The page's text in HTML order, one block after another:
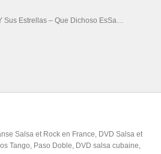
Sus Estrellas – Que Dichoso EsSa…
Salsa et Rock en France, DVD Salsa et
Tango, Paso Doble, DVD salsa cubaine,